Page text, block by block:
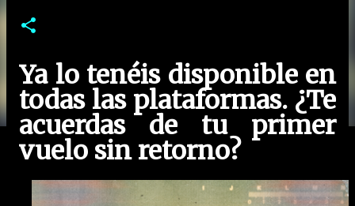
Ya lo tenéis disponible en
todas las plataformas. ¿Te
acuerdas de tu primer
vuelo sin retorno?